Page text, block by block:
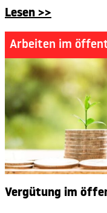
Lesen >>
Arbeiten im
Vergütung im